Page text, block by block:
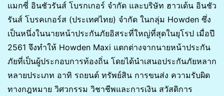
แมกซี่ อินชัวรันส์ โบรกเกอร์ จำกัด และบริษัท ฮาวเด้น อินชัว
รันส์ โบรคเกอร์ส (ประเทศไทย) จำกัด ในกลุ่ม Howden ซึ่ง
เป็นหนึ่งในนายหน้าประกันภัยอิสระที่ใหญ่ที่สุดในยุโรป เมื่อปี
2561 จึงทำให้ Howden Maxi แตกต่างจากนายหน้าประกัน
ภัยที่เป็นผู้ประกอบการท้องถิ่น โดยได้นำเสนอประกันภัยหลาก
หลายประเภท อาทิ รถยนต์ ทรัพย์สิน การขนส่ง ความรับผิด
ทางกฎหมาย วิศวกรรม วิชาชีพและการเงิน สวัสดิการ